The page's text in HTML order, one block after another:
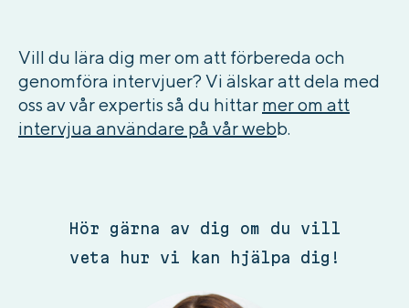
Vill du lära dig mer om att förbereda och
genomföra intervjuer? Vi älskar att dela med
oss av vår expertis så du hittar mer om att
intervjua användare på vår webb.
Hör gärna av dig om du vill
veta hur vi kan hjälpa dig!